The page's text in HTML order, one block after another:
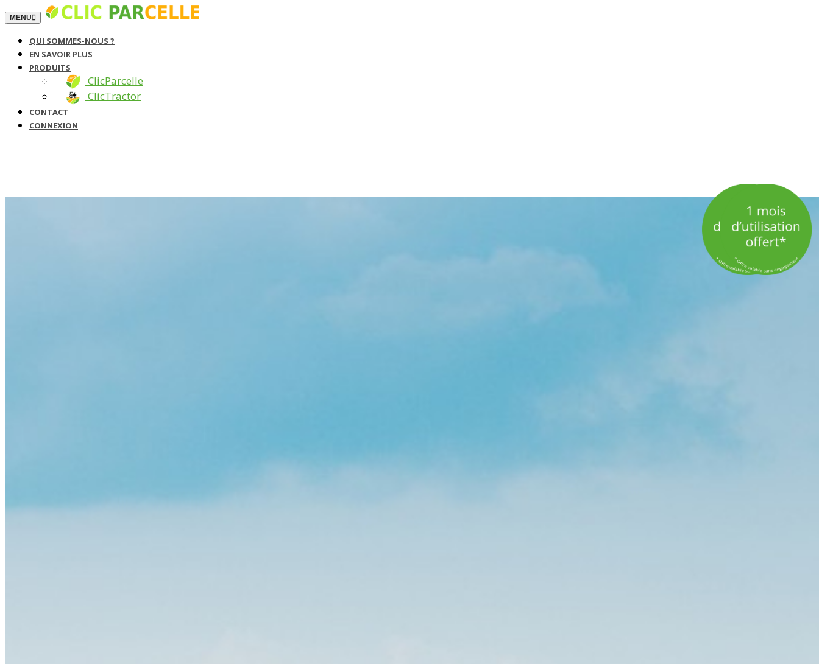
TOGGLE NAVIGATION
MENU
QUI SOMMES-NOUS ?
EN SAVOIR PLUS
PRODUITS
ClicParcelle
ClicTractor
CONTACT
CONNEXION